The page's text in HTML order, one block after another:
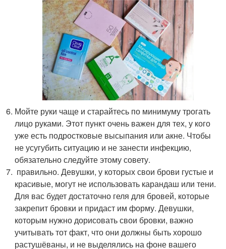
Мойте руки чаще и старайтесь по минимуму трогать
лицо руками. Этот пункт очень важен для тех, у кого
уже есть подростковые высыпания или акне. Чтобы
не усугубить ситуацию и не занести инфекцию,
обязательно следуйте этому совету.
правильно. Девушки, у которых свои брови густые и
красивые, могут не использовать карандаш или тени.
Для вас будет достаточно геля для бровей, которые
закрепит бровки и придаст им форму. Девушки,
которым нужно дорисовать свои бровки, важно
учитывать тот факт, что они должны быть хорошо
растушёваны, и не выделялись на фоне вашего